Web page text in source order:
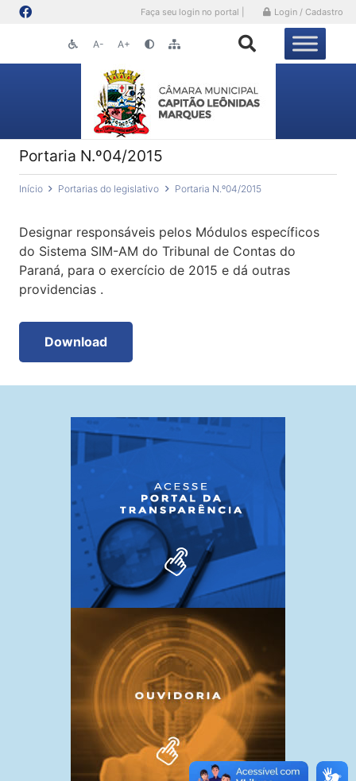
Faça seu login no portal | Login / Cadastro
A- A+
Portaria N.º04/2015
Início Portarias do legislativo Portaria N.º04/2015
Designar responsáveis pelos Módulos específicos
do Sistema SIM-AM do Tribunal de Contas do
Paraná, para o exercício de 2015 e dá outras
providencias .
Download